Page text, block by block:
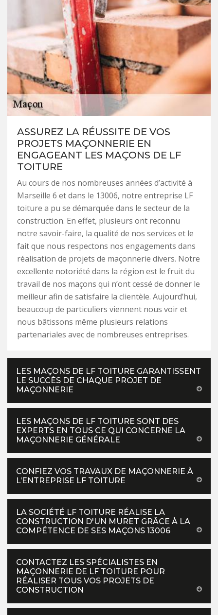
ASSUREZ LA RÉUSSITE DE VOS
PROJETS MAÇONNERIE EN
ENGAGEANT LES MAÇONS DE LF
TOITURE
Au cours de nos nombreuses années d’activité à
Marseille 6 et dans le 13006, notre entreprise LF
toiture a pu se démarquée dans le secteur de la
construction. En effet, plusieurs ont reconnu
notre savoir-faire, la qualité de nos services et le
fait que nous respectons nos engagements dans
réalisation de projets de maçonnerie divers. Notre
excellente notoriété dans la région est le fruit du
travail de nos maçons qui n’ont cessé de donner le
meilleur afin de satisfaire la clientèle. Aujourd’hui,
beaucoup de particuliers viennent nous voir et
nous bâtissons même plusieurs relations
partenariales avec de nombreuses entreprises.
LES MAÇONS DE LF TOITURE GARANTISSENT
LE SUCCÈS DE CHAQUE PROJET DE
MAÇONNERIE
LES MAÇONS DE LF TOITURE SONT DES
EXPERTS EN TOUS CE QUI CONCERNE LA
MAÇONNERIE GÉNÉRALE
CONFIEZ VOS TRAVAUX DE MAÇONNERIE À
L’ENTREPRISE LF TOITURE
LA SOCIÉTÉ LF TOITURE RÉALISE LA
CONSTRUCTION D'UN MURET GRÂCE À LA
COMPÉTENCE DE SES MAÇONS 13006
CONTACTEZ LES SPÉCIALISTES EN
MAÇONNERIE DE LF TOITURE POUR
RÉALISER TOUS VOS PROJETS DE
CONSTRUCTION